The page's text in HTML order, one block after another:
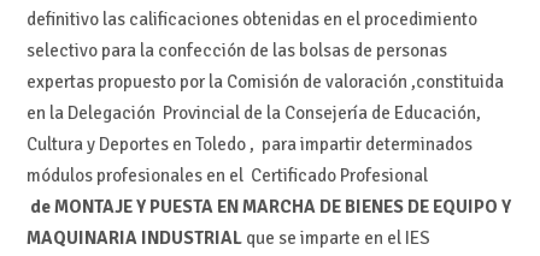
definitivo las calificaciones obtenidas en el procedimiento
selectivo para la confección de las bolsas de personas
expertas propuesto por la Comisión de valoración ,constituida
en la Delegación Provincial de la Consejería de Educación,
Cultura y Deportes en Toledo , para impartir determinados
módulos profesionales en el Certificado Profesional
deMONTAJE Y PUESTA EN MARCHA DE BIENES DE EQUIPO Y
MAQUINARIA INDUSTRIAL que se imparte en el IES